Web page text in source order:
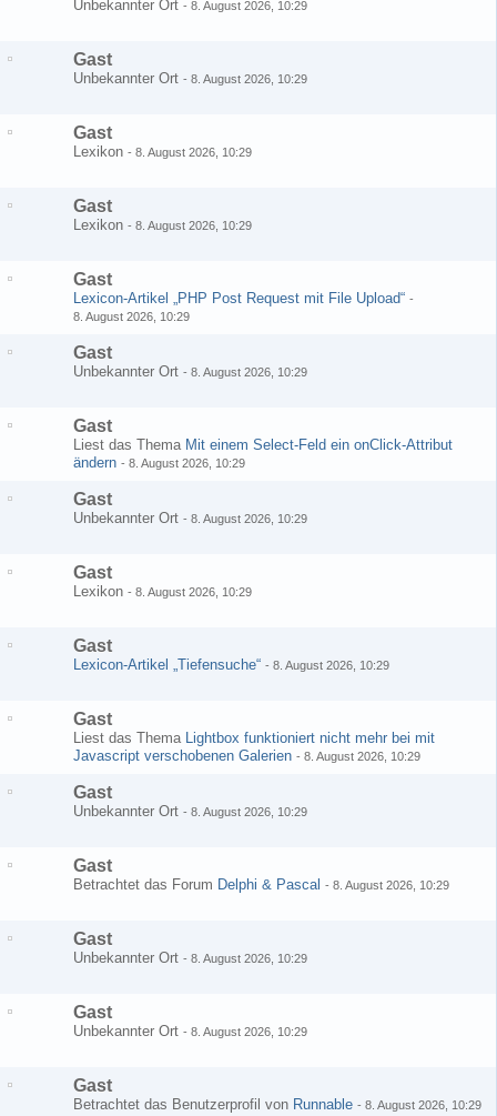
Unbekannter Ort - 8. August 2026, 10:29
Gast
Unbekannter Ort - 8. August 2026, 10:29
Gast
Lexikon - 8. August 2026, 10:29
Gast
Lexikon - 8. August 2026, 10:29
Gast
Lexicon-Artikel „PHP Post Request mit File Upload“ -
8. August 2026, 10:29
Gast
Unbekannter Ort - 8. August 2026, 10:29
Gast
Liest das Thema Mit einem Select-Feld ein onClick-Attribut
ändern - 8. August 2026, 10:29
Gast
Unbekannter Ort - 8. August 2026, 10:29
Gast
Lexikon - 8. August 2026, 10:29
Gast
Lexicon-Artikel „Tiefensuche“ - 8. August 2026, 10:29
Gast
Liest das Thema Lightbox funktioniert nicht mehr bei mit
Javascript verschobenen Galerien - 8. August 2026, 10:29
Gast
Unbekannter Ort - 8. August 2026, 10:29
Gast
Betrachtet das Forum Delphi & Pascal - 8. August 2026, 10:29
Gast
Unbekannter Ort - 8. August 2026, 10:29
Gast
Unbekannter Ort - 8. August 2026, 10:29
Gast
Betrachtet das Benutzerprofil von Runnable - 8. August 2026, 10:29